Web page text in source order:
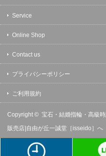
Service
Online Shop
Contact us
プライバシーポリシー
ご利用規約
Copyright © 宝石・結婚指輪・高級
販売店|自由が丘一誠堂［isseido］へ